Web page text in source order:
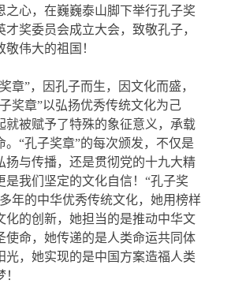
之心，在巍巍泰山脚下举行孔子奖
奖委员会成立大会，致敬孔子，
伟大的祖国！
章”，因孔子而生，因文化而盛，
奖章”以弘扬优秀传统文化为己
就被赋予了特殊的象征意义，承载
。“孔子奖章”的每次颁发，不仅是
扬与传播，还是贯彻党的十九大精
是我们坚定的文化自信！“孔子奖
年的中华优秀传统文化，她用榜样
化的创新，她担当的是推动中华文
使命，她传递的是人类命运共同体
光，她实现的是中国方案造福人类